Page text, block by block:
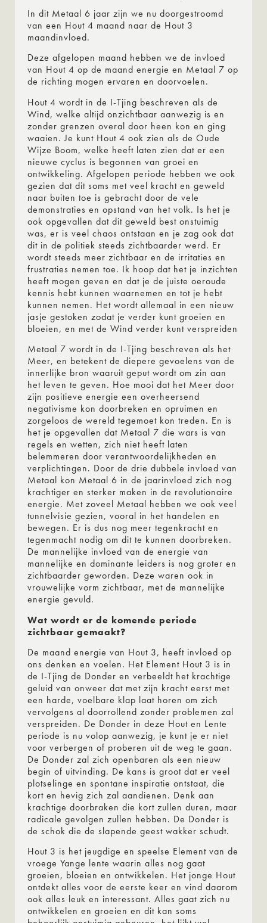
In dit Metaal 6 jaar zijn we nu doorgestroomd
van een Hout 4 maand naar de Hout 3
maandinvloed.
Deze afgelopen maand hebben we de invloed
van Hout 4 op de maand energie en Metaal 7 op
de richting mogen ervaren en doorvoelen.
Hout 4 wordt in de I-Tjing beschreven als de
Wind, welke altijd onzichtbaar aanwezig is en
zonder grenzen overal door heen kon en ging
waaien. Je kunt Hout 4 ook zien als de Oude
Wijze Boom, welke heeft laten zien dat er een
nieuwe cyclus is begonnen van groei en
ontwikkeling. Afgelopen periode hebben we ook
gezien dat dit soms met veel kracht en geweld
naar buiten toe is gebracht door de vele
demonstraties en opstand van het volk. Is het je
ook opgevallen dat dit geweld best onstuimig
was, er is veel chaos ontstaan en je zag ook dat
dit in de politiek steeds zichtbaarder werd. Er
wordt steeds meer zichtbaar en de irritaties en
frustraties nemen toe. Ik hoop dat het je inzichten
heeft mogen geven en dat je de juiste oeroude
kennis hebt kunnen waarnemen en tot je hebt
kunnen nemen. Het wordt allemaal in een nieuw
jasje gestoken zodat je verder kunt groeien en
bloeien, en met de Wind verder kunt verspreiden
Metaal 7 wordt in de I-Tjing beschreven als het
Meer, en betekent de diepere gevoelens van de
innerlijke bron waaruit geput wordt om zin aan
het leven te geven. Hoe mooi dat het Meer door
zijn positieve energie een overheersend
negativisme kon doorbreken en opruimen en
zorgeloos de wereld tegemoet kon treden. En is
het je opgevallen dat Metaal 7 die wars is van
regels en wetten, zich niet heeft laten
belemmeren door verantwoordelijkheden en
verplichtingen. Door de drie dubbele invloed van
Metaal kon Metaal 6 in de jaarinvloed zich nog
krachtiger en sterker maken in de revolutionaire
energie. Met zoveel Metaal hebben we ook veel
tunnelvisie gezien, vooral in het handelen en
bewegen. Er is dus nog meer tegenkracht en
tegenmacht nodig om dit te kunnen doorbreken.
De mannelijke invloed van de energie van
mannelijke en dominante leiders is nog groter en
zichtbaarder geworden. Deze waren ook in
vrouwelijke vorm zichtbaar, met de mannelijke
energie gevuld.
Wat wordt er de komende periode
zichtbaar gemaakt?
De maand energie van Hout 3, heeft invloed op
ons denken en voelen. Het Element Hout 3 is in
de I-Tjing de Donder en verbeeldt het krachtige
geluid van onweer dat met zijn kracht eerst met
een harde, voelbare klap laat horen om zich
vervolgens al doorrollend zonder problemen zal
verspreiden. De Donder in deze Hout en Lente
periode is nu volop aanwezig, je kunt je er niet
voor verbergen of proberen uit de weg te gaan.
De Donder zal zich openbaren als een nieuw
begin of uitvinding. De kans is groot dat er veel
plotselinge en spontane inspiratie ontstaat, die
kort en hevig zich zal aandienen. Denk aan
krachtige doorbraken die kort zullen duren, maar
radicale gevolgen zullen hebben. De Donder is
de schok die de slapende geest wakker schudt.
Hout 3 is het jeugdige en speelse Element van de
vroege Yange lente waarin alles nog gaat
groeien, bloeien en ontwikkelen. Het jonge Hout
ontdekt alles voor de eerste keer en vind daarom
ook alles leuk en interessant. Alles gaat zich nu
ontwikkelen en groeien en dit kan soms